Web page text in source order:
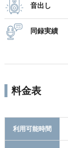
音出し
同録実績
料金表
利用可能時間